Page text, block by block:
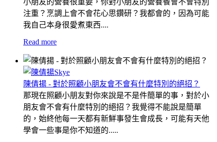
注重？烹調上會不會花心思鑽研？我都會的，因為可能
我自己本身很愛煮東西....
Read more
陳倩揚 - 對於照顧小朋友會不會有什麼特別的絕招？
那現在照顧小朋友對你來說是不是件簡單的事，對於小
朋友會不會有什麼特別的絕招？我覺得不能說是簡單
的，始終他每一天都有新鮮事發生會成長，可能有天他
學會一些事是你不知道的.....